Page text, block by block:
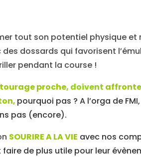
tout son potentiel physique
dossards qui favorisent
pendant la course !
proche, doivent
pourquoi pas ? A l’orga de
pas (encore).
SOURIRE A LA VIE avec nos
faire de plus utile pour leur